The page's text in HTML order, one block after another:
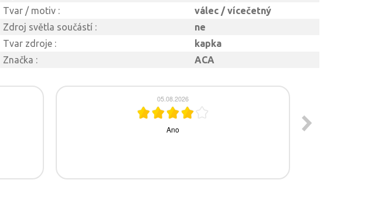
Tvar / motiv :
válec / vícečetný
Zdroj světla součástí :
ne
Tvar zdroje :
kapka
Značka :
ACA